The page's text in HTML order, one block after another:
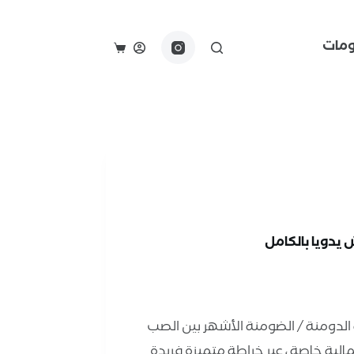
بالكامل
/ الضومنة الأشهر بين الصب